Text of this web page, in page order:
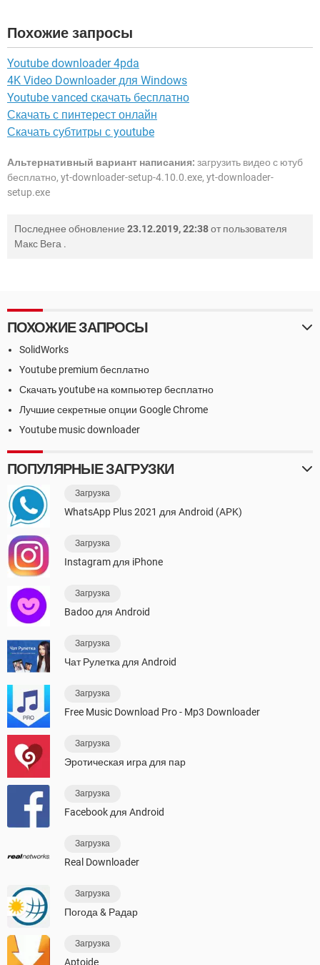
Похожие запросы
Youtube downloader 4pda
4K Video Downloader для Windows
Youtube vanced скачать бесплатно
Скачать с пинтерест онлайн
Скачать субтитры с youtube
Альтернативный вариант написания: загрузить видео с ютуб
бесплатно, yt-downloader-setup-4.10.0.exe, yt-downloader-
setup.exe
Последнее обновление 23.12.2019, 22:38от пользователя
Макс Вега .
ПОХОЖИЕ ЗАПРОСЫ
SolidWorks
Youtube premium бесплатно
Скачать youtube на компьютер бесплатно
Лучшие секретные опции Google Chrome
Youtube music downloader
ПОПУЛЯРНЫЕ ЗАГРУЗКИ
Загрузка
WhatsApp Plus 2021 для Android (APK)
Загрузка
Instagram для iPhone
Загрузка
Badoo для Android
Загрузка
Чат Рулетка для Android
Загрузка
Free Music Download Pro - Mp3 Downloader
Загрузка
Эротическая игра для пар
Загрузка
Facebook для Android
Загрузка
Real Downloader
Загрузка
Погода & Радар
Загрузка
Aptoide